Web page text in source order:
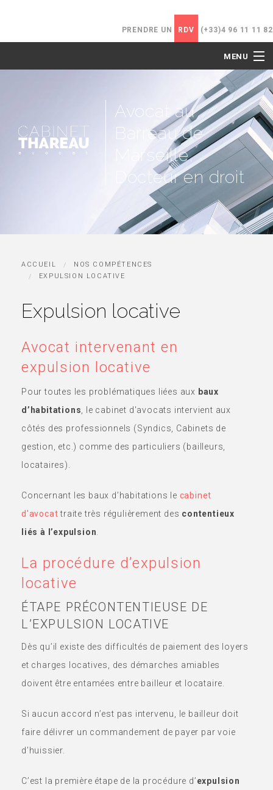
PRENDRE UN RDV (+33)4 96 11 11 82
MENU
NOS COMPÉTENCES
CONTACT
Avocat au
Barreau de
Marseille,
Docteur en droit
ACCUEIL
NOS COMPÉTENCES
EXPULSION LOCATIVE
Expulsion locative
Avocat intervenant en
expulsion locative
Pour toutes les problématiques liées aux baux
d’habitations , le cabinet d'avocats intervient aux
côtés des professionnels (Syndics, Cabinets de
gestion, etc.) comme des particuliers (bailleurs,
locataires).
Concernant les baux d’habitations le cabinet
d'avocattraite très régulièrement des contentieux
liés à l’expulsion
La procédure d’expulsion
locative
ÉTAPE PRÉCONTENTIEUSE DE
L’EXPULSION LOCATIVE
Dès qu’il existe des difficultés de paiement des loyers
et charges locatives, des démarches amiables
doivent être entamées entre bailleur et locataire.
Si aucun accord n’est pas intervenu, le bailleur doit
faire délivrer un commandement de payer par voie
d’huissier.
C’est la première étape de la procédure d’expulsion